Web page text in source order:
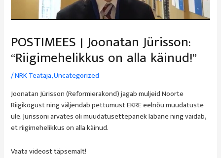
POSTIMEES | Joonatan Jürisson:
“Riigimehelikkus on alla käinud!”
/NRK Teataja,Uncategorized
Joonatan Jürisson (Reformierakond) jagab muljeid Noorte
Riigikogust ning väljendab pettumust EKRE eelnõu muudatuste
üle. Jürissoni arvates oli muudatusettepanek labane ning väidab,
et riigimehelikkus on alla käinud.
Vaata videost täpsemalt!